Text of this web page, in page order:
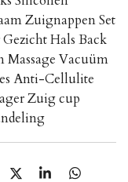
Zuignappen Set
Hals Back
Massage Vacuüm
Anti-Cellulite
Zuig cup